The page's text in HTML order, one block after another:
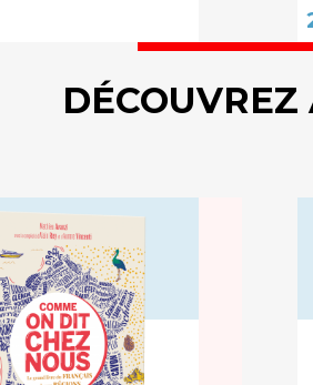
DÉCOUVREZ